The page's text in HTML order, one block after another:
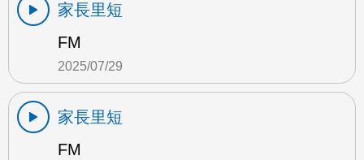
家長里短
FM
2025/07/29
家長里短
FM